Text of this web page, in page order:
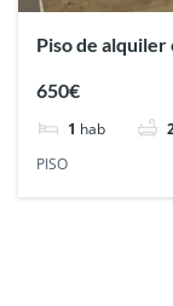
Piso de alquiler
650€
1 hab
PISO